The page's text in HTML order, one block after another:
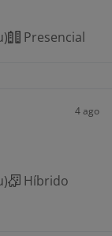
Presencial
4 ago
Híbrido